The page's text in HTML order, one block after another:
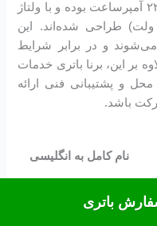
می‌دهد که ظرفیت آن‌ها بین ۱۵۰ تا ۲۲۰ آمپرساعت بوده و با ولتاژ
۱۲ ولت (برای اتصال سری به ۲۴ ولت) طراحی شده‌اند. این
می‌شوند و در برابر شرایط
بر این، برنا باتری خدمات
و پشتیبانی فنی ارائه
باشد.
نام کامل به انگلیسی
Scania Marstrands
باتری